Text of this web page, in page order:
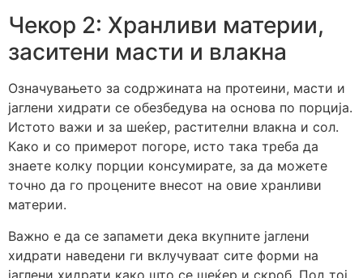
Чекор 2: Хранливи материи,
заситени масти и влакна
Означувањето за содржината на протеини, масти и
јаглени хидрати се обезбедува на основа по порција.
Истото важи и за шеќер, растителни влакна и сол.
Како и со примерот погоре, исто така треба да
знаете колку порции консумирате, за да можете
точно да го процените внесот на овие хранливи
материи.
Важно е да се запамети дека вкупните јаглени
хидрати наведени ги вклучуваат сите форми на
јаглени хидрати како што се шеќер и скроб. Под тој